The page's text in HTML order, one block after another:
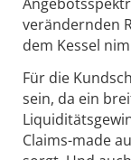
verändernden
dem Kessel
Für die
sein, da ein
Claims-made